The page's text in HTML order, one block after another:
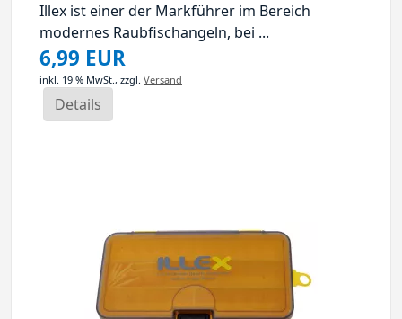
Illex ist einer der Markführer im Bereich
modernes Raubfischangeln, bei ...
6,99 EUR
inkl. 19 % MwSt., zzgl. Versand
Details